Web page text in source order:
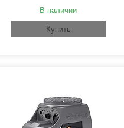
В наличии
Купить